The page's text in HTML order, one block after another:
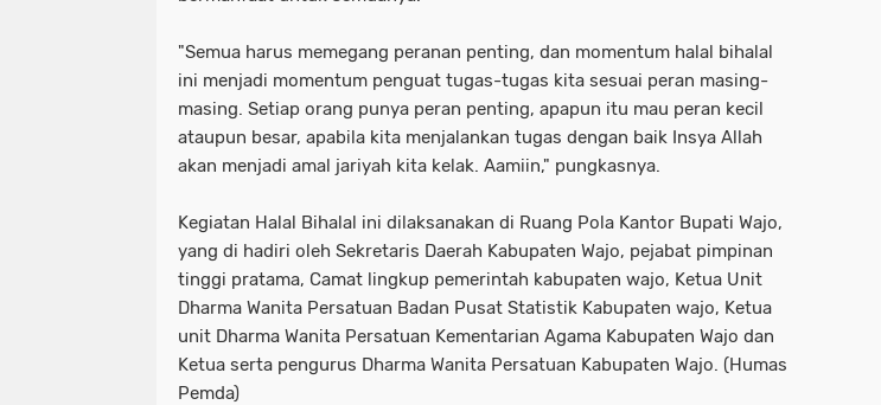
"Semua harus memegang peranan penting, dan momentum halal bihalal
ini menjadi momentum penguat tugas-tugas kita sesuai peran masing-
masing. Setiap orang punya peran penting, apapun itu mau peran kecil
ataupun besar, apabila kita menjalankan tugas dengan baik Insya Allah
akan menjadi amal jariyah kita kelak. Aamiin," pungkasnya.
Kegiatan Halal Bihalal ini dilaksanakan di Ruang Pola Kantor Bupati Wajo,
yang di hadiri oleh Sekretaris Daerah Kabupaten Wajo, pejabat pimpinan
tinggi pratama, Camat lingkup pemerintah kabupaten wajo, Ketua Unit
Dharma Wanita Persatuan Badan Pusat Statistik Kabupaten wajo, Ketua
unit Dharma Wanita Persatuan Kementarian Agama Kabupaten Wajo dan
Ketua serta pengurus Dharma Wanita Persatuan Kabupaten Wajo. (Humas
Pemda)